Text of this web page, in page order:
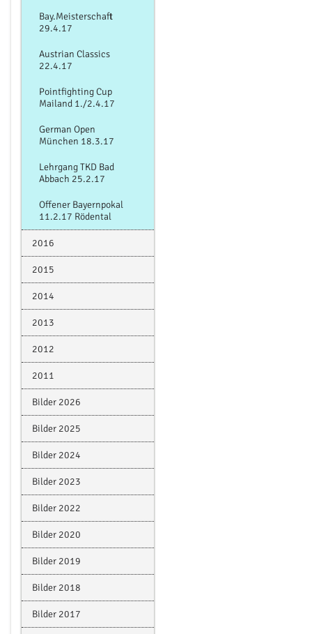
Bay.Meisterschaft
29.4.17
Austrian Classics
22.4.17
Pointfighting Cup
Mailand 1./2.4.17
German Open
München 18.3.17
Lehrgang TKD Bad
Abbach 25.2.17
Offener Bayernpokal
11.2.17 Rödental
2016
2015
2014
2013
2012
2011
Bilder 2026
Bilder 2025
Bilder 2024
Bilder 2023
Bilder 2022
Bilder 2020
Bilder 2019
Bilder 2018
Bilder 2017